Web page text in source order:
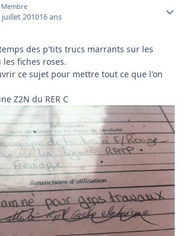
Membre
juillet 201016 ans
des p'tits trucs marrants sur les
fiches roses.
ce sujet pour mettre tout ce que l'on
Z2N du RER C